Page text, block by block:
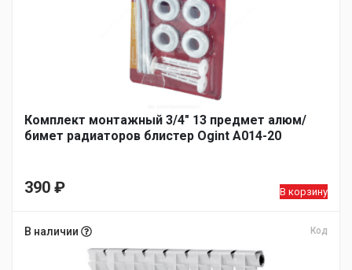
Комплект монтажный 3/4″ 13 предмет алюм/
бимет радиаторов блистер Ogint A014-20
390 ₽ В корзину
В наличии Код